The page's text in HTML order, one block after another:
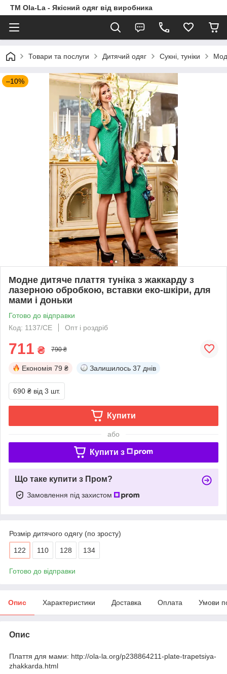
TM Ola-La - Якісний одяг від виробника
Товари та послуги Дитячий одяг Сукні, туніки
–10%
Модне дитяче плаття туніка з жаккарду з
лазерною обробкою, вставки еко-шкіри, для
мами і доньки
Готово до відправки
Код: 1137/СЕ
Опт і роздріб
711 ₴ 790 ₴
Економія 79 ₴ Залишилось 37 днів
690 ₴ від 3 шт.
Купити
або
Купити з
Що таке купити з Пром?
Замовлення під захистом
Розмір дитячого одягу (по зросту)
122 110 128 134
Готово до відправки
Опис Характеристики Доставка Оплата Умови
Опис
Плаття для мами: http://ola-la.org/p238864211-plate-trapetsiya-
zhakkarda.html